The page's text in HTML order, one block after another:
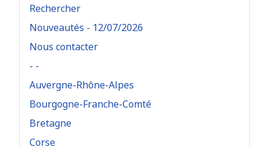
Rechercher
Nouveautés - 12/07/2026
Nous contacter
- -
Auvergne-Rhône-Alpes
Bourgogne-Franche-Comté
Bretagne
Corse